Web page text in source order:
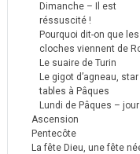
Dimanche – Il est
réssuscité !
Pourquoi dit-on que les
cloches viennent de
Le suaire de Turin
Le gigot d’agneau, star
tables à Pâques
Lundi de Pâques – jour
Ascension
Pentecôte
La fête Dieu, une fête née